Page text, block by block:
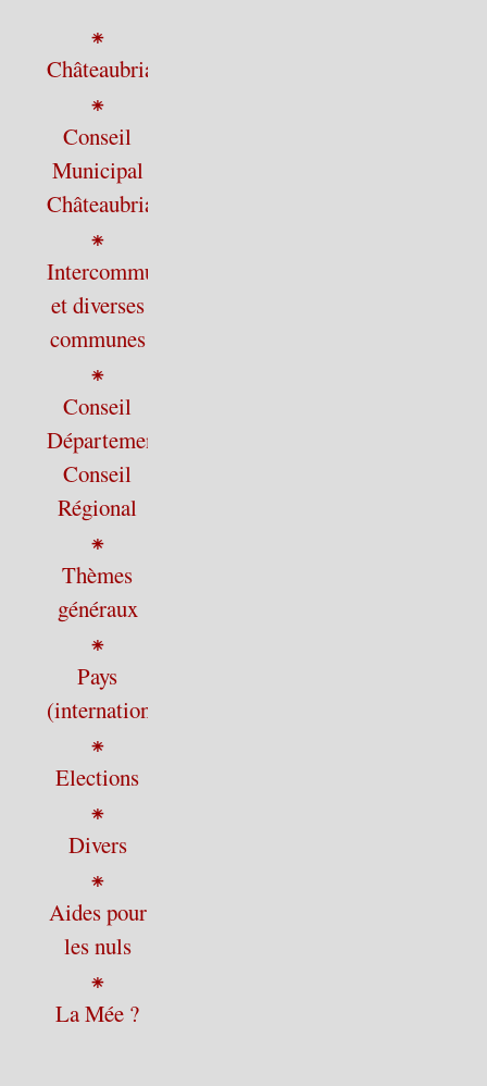
⁕
Châteaubriant
⁕
Conseil
Municipal
Châteaubriant
⁕
Intercommunalité
et diverses
communes
⁕
Conseil
Départemental,
Conseil
Régional
⁕
Thèmes
généraux
⁕
Pays
(international)
⁕
Elections
⁕
Divers
⁕
Aides pour
les nuls
⁕
La Mée ?